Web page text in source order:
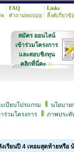
FAQ
คำถามพบบ่อย
Links
ลิ้งค์เกี่ยวข้
สมัคร ออนไลน์
เข้าร่วมโครงการ
และสอบชิงทุน
คลิกที่นี่คะ!!!
เบียบโปรแกรม นโยบาย
ร่วมโครงการ ภาพประทั
รียนปี 4 เทอมสุดท้ายหรือ